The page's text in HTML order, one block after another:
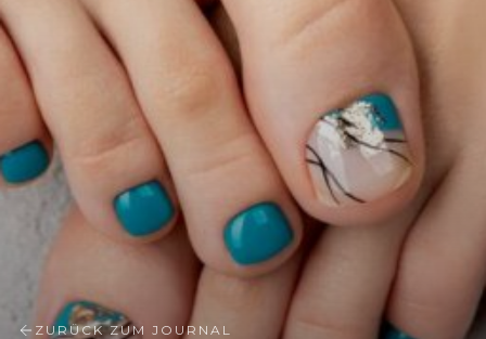
ZURÜCK ZUM JOURNAL